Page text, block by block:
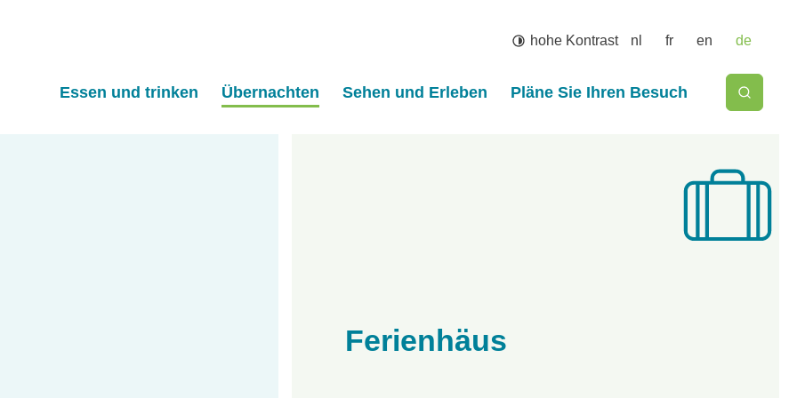
hohe Kontrast nl fr en de
Essen und trinken Übernachten Sehen und Erleben Pläne Sie Ihren Besuch Suche
Suche
Ferienhäus